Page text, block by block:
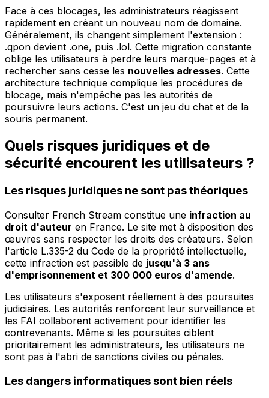
Face à ces blocages, les administrateurs réagissent
rapidement en créant un nouveau nom de domaine.
Généralement, ils changent simplement l'extension :
.qpon devient .one, puis .lol. Cette migration constante
oblige les utilisateurs à perdre leurs marque-pages et à
rechercher sans cesse les nouvelles adresses. Cette
architecture technique complique les procédures de
blocage, mais n'empêche pas les autorités de
poursuivre leurs actions. C'est un jeu du chat et de la
souris permanent.
Quels risques juridiques et de
sécurité encourent les utilisateurs ?
Les risques juridiques ne sont pas théoriques
Consulter French Stream constitue une infraction au
droit d'auteur en France. Le site met à disposition des
œuvres sans respecter les droits des créateurs. Selon
l'article L.335-2 du Code de la propriété intellectuelle,
cette infraction est passible de jusqu'à 3 ans
d'emprisonnement et 300 000 euros d'amende.
Les utilisateurs s'exposent réellement à des poursuites
judiciaires. Les autorités renforcent leur surveillance et
les FAI collaborent activement pour identifier les
contrevenants. Même si les poursuites ciblent
prioritairement les administrateurs, les utilisateurs ne
sont pas à l'abri de sanctions civiles ou pénales.
Les dangers informatiques sont bien réels